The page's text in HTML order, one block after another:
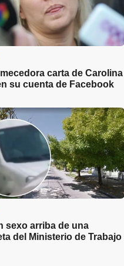
carta de Carolina
su cuenta de Facebook
sexo arriba de una
del Ministerio de Trabajo